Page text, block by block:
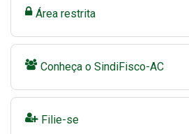
Área restrita
Conheça o SindiFisco-AC
Filie-se